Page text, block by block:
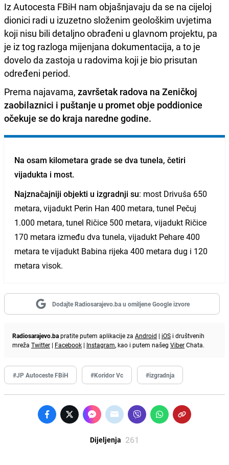
Iz Autocesta FBiH nam objašnjavaju da se na cijeloj
dionici radi u izuzetno složenim geološkim uvjetima
koji nisu bili detaljno obrađeni u glavnom projektu, pa
je iz tog razloga mijenjana dokumentacija, a to je
dovelo da zastoja u radovima koji je bio prisutan
određeni period.
Prema najavama, završetak radova na Zeničkoj
zaobilaznici i puštanje u promet obje poddionice
očekuje se do kraja naredne godine.
Na osam kilometara grade se dva tunela, četiri
vijadukta i most.
Najznačajniji objekti u izgradnji su: most Drivuša 650
metara, vijadukt Perin Han 400 metara, tunel Pečuj
1.000 metara, tunel Ričice 500 metara, vijadukt Ričice
170 metara između dva tunela, vijadukt Pehare 400
metara te vijadukt Babina rijeka 400 metara dug i 120
metara visok.
Dodajte Radiosarajevo.ba u omiljene Google izvore
Radiosarajevo.bapratite putem aplikacije za Android | iOS i društvenih
mreža Twitter | Facebook | Instagram, kao i putem našeg ViberChata.
#JP Autoceste FBiH #Koridor Vc #izgradnja
Dijeljenja 261